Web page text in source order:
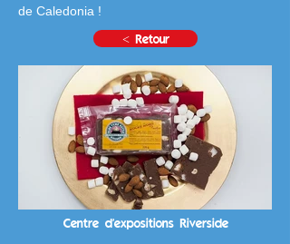
de Caledonia !
< Retour
Centre d'expositions Riverside